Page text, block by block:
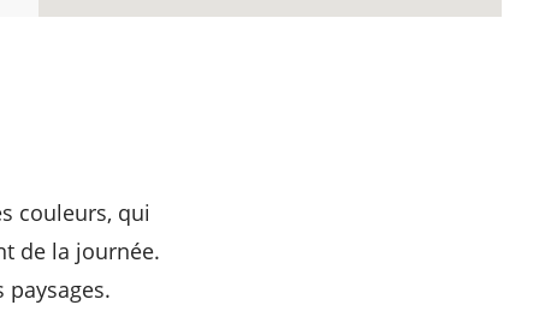
couleurs, qui
de la journée.